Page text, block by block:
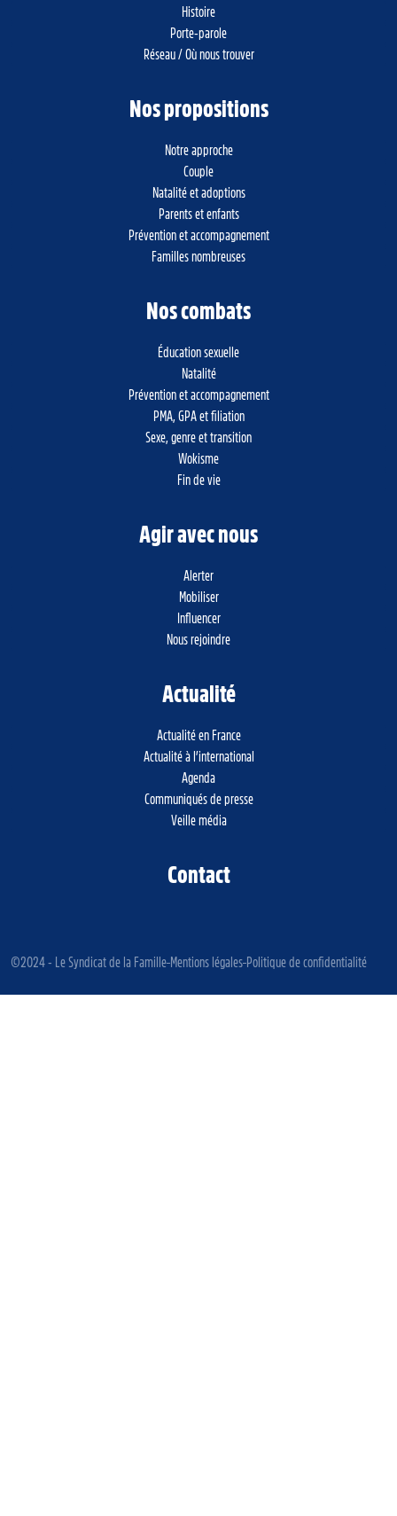
Histoire
Porte-parole
Réseau / Où nous trouver
Nos propositions
Notre approche
Couple
Natalité et adoptions
Parents et enfants
Prévention et accompagnement
Familles nombreuses
Nos combats
Éducation sexuelle
Natalité
Prévention et accompagnement
PMA, GPA et filiation
Sexe, genre et transition
Wokisme
Fin de vie
Agir avec nous
Alerter
Mobiliser
Influencer
Nous rejoindre
Actualité
Actualité en France
Actualité à l’international
Agenda
Communiqués de presse
Veille média
Contact
©2024 - Le Syndicat de la Famille Mentions légales Politique de confidentialité